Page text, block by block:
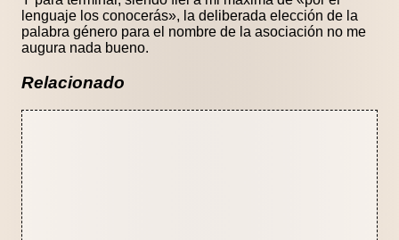
lenguaje los conocerás», la deliberada elección de la
palabra género para el nombre de la asociación no me
augura nada bueno.
Relacionado